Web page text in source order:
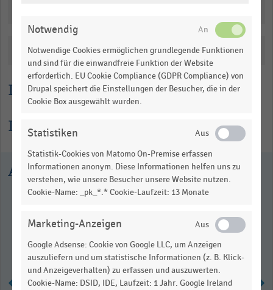
Lesehilfe
Informationen zur Statistik
table.
Katalogisierung
Ausgewählte Statistiken
Notwendig
Notwendige Cookies ermöglichen grundlegende Funktionen
und sind für die einwandfreie Funktion der Website
erforderlich. EU Cookie Compliance (GDPR Compliance) von
Drupal speichert die Einstellungen der Besucher, die in der
Cookie Box ausgewählt wurden.
Statistiken
Statistik-Cookies von Matomo On-Premise erfassen
Informationen anonym. Diese Informationen helfen uns zu
verstehen, wie unsere Besucher unsere Website nutzen.
Cookie-Name: _pk_*.* Cookie-Laufzeit: 13 Monate
Marketing-Anzeigen
Google Adsense: Cookie von Google LLC, um Anzeigen
auszuliefern und um statistische Informationen (z. B. Klick-
und Anzeigeverhalten) zu erfassen und auszuwerten.
Cookie-Name: DSID, IDE, Laufzeit: 1 Jahr. Google Ireland